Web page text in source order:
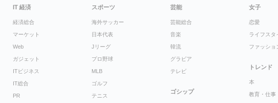
IT 経済
経済総合
マーケット
Web
ガジェット
ITビジネス
IT総合
PR
スポーツ
海外サッカー
日本代表
Jリーグ
プロ野球
MLB
ゴルフ
テニス
芸能
芸能総合
音楽
韓流
グラビア
テレビ
ゴシップ
女子
恋愛
ライフスタ
ファッショ
トレンド
本
教育・仕事